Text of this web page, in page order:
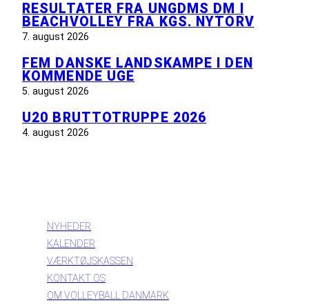
RESULTATER FRA UNGDMS DM I
BEACHVOLLEY FRA KGS. NYTORV
7. august 2026
FEM DANSKE LANDSKAMPE I DEN
KOMMENDE UGE
5. august 2026
U20 BRUTTOTRUPPE 2026
4. august 2026
NYHEDER
KALENDER
VÆRKTØJSKASSEN
KONTAKT OS
OM VOLLEYBALL DANMARK